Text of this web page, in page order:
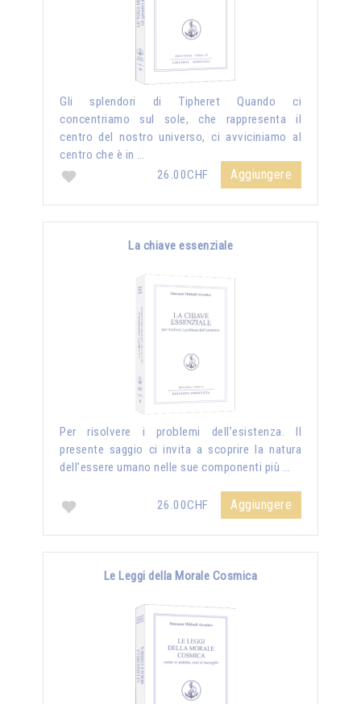
Gli splendori di Tipheret Quando ci
concentriamo sul sole, che rappresenta il
centro del nostro universo, ci avviciniamo al
centro che è in …
26.00CHF
Aggiungere
La chiave essenziale
Per risolvere i problemi dell’esistenza. Il
presente saggio ci invita a scoprire la natura
dell'essere umano nelle sue componenti più …
26.00CHF Aggiungere
Le Leggi della Morale Cosmica